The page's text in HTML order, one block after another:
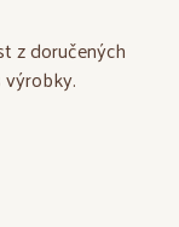
z doručených